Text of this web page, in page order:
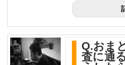
Q.おま
査に通